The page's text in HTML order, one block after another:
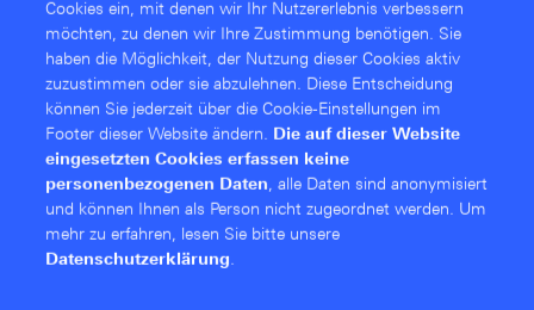
Cookies ein, mit denen wir Ihr Nutzererlebnis verbessern
möchten, zu denen wir Ihre Zustimmung benötigen. Sie
haben die Möglichkeit, der Nutzung dieser Cookies aktiv
zuzustimmen oder sie abzulehnen. Diese Entschei­dung
können Sie jederzeit über die Cookie-Einstellungen im
Footer dieser Website ändern. Die auf dieser Website
eingesetzten Cookies erfassen keine
personenbezogenen Daten, alle Daten sind anonymisiert
und können Ihnen als Person nicht zugeordnet werden. Um
mehr zu erfahren, lesen Sie bitte unsere
Datenschutzerklärung.